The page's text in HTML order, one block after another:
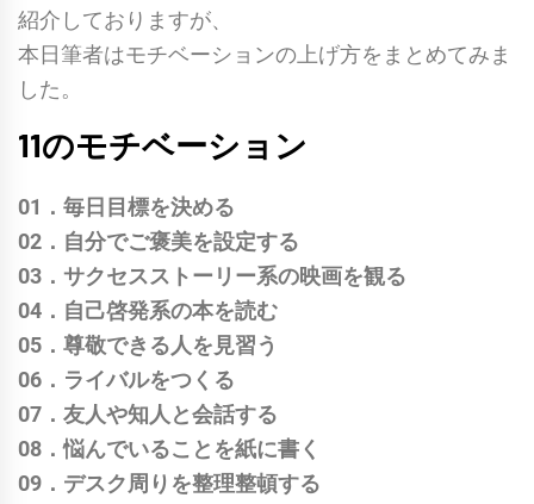
紹介しておりますが、
本日筆者はモチベーションの上げ方をまとめてみま
した。
11のモチベーション
01．毎日目標を決める
02．自分でご褒美を設定する
03．サクセスストーリー系の映画を観る
04．自己啓発系の本を読む
05．尊敬できる人を見習う
06．ライバルをつくる
07．友人や知人と会話する
08．悩んでいることを紙に書く
09．デスク周りを整理整頓する